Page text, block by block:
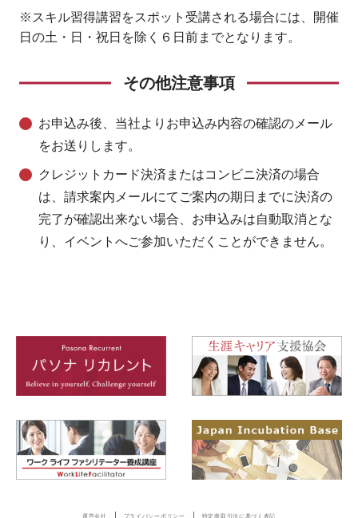
※スキル習得講習をスポット受講される場合には、開催
日の土・日・祝日を除く６日前までとなります。
その他注意事項
お申込み後、当社よりお申込み内容の確認のメール
をお送りします。
クレジットカード決済またはコンビニ決済の場合
は、請求案内メールにてご案内の期日までに決済の
完了が確認出来ない場合、お申込みは自動取消とな
り、イベントへご参加いただくことができません。
運営会社 プライバシーポリシー 特定商取引法に基づく表記